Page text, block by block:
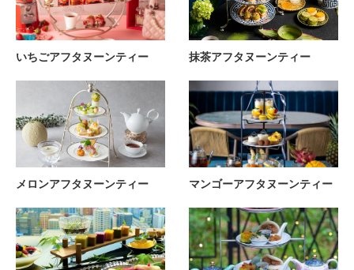
いちごアフタヌーンティー 抹茶アフタヌーンティー
メロンアフタヌーンティー マンゴーアフタヌーンティー